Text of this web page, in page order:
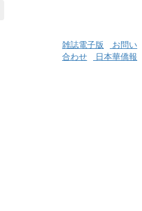
雑誌電子版
お問い
合わせ
日本華僑報